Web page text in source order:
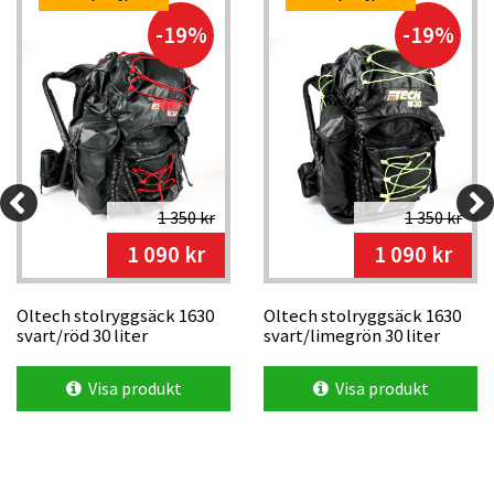
-19%
1 350 kr
1 090 kr
Oltech stolryggsäck 1630
svart/röd 30 liter
Visa produkt
-19%
1 350 kr
1 090 kr
Oltech stolryggsäck 1630
svart/limegrön 30 liter
Visa produkt